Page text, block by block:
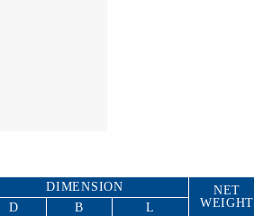
DIMENSION
NET
WEIGHT
D B
L